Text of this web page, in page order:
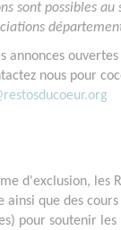
sont possibles
annonces
nous pour
d'exclusion, les
ainsi que des
pour soutenir